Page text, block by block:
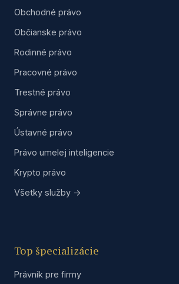
Obchodné právo
Občianske právo
Rodinné právo
Pracovné právo
Trestné právo
Správne právo
Ústavné právo
Právo umelej inteligencie
Krypto právo
Všetky služby →
Top špecializácie
Právnik pre firmy